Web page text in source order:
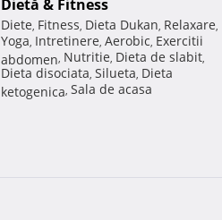
Dietă & Fitness
Diete, Fitness, Dieta Dukan, Relaxare,
Yoga, Intretinere, Aerobic, Exercitii
abdomen, Nutritie, Dieta de slabit,
Dieta disociata, Silueta, Dieta
ketogenica, Sala de acasa